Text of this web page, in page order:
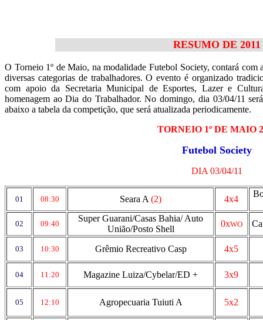
RESUMO DE 2011
O Torneio 1º de Maio, na modalidade Futebol Society, contará com
diversas categorias de trabalhadores. O evento é organizado
com apoio da Secretaria Municipal de Esportes, Lazer e
homenagem ao Dia do Trabalhador. No domingo, dia 03/04/11
abaixo a tabela da competição, que será atualizada periodicamente.
TORNEIO 1º DE MAIO
Futebol Society
DIA 03/04/11
01 08:30 Seara A (2) 4x4
02 09:40
Super Guarani/Casas Bahia/ Auto
União/Posto Shell
0xWO
03 10:30 Grêmio Recreativo Casp 4x5
04 11:20 Magazine Luiza/Cybelar/ED + 3x9
05 12:10 Agropecuaria Tuiuti A 5x2